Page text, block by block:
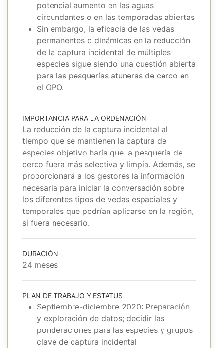
potencial aumento en las aguas
circundantes o en las temporadas abiertas
Sin embargo, la eficacia de las vedas
permanentes o dinámicas en la reducción
de la captura incidental de múltiples
especies sigue siendo una cuestión abierta
para las pesquerías atuneras de cerco en
el OPO.
IMPORTANCIA PARA LA ORDENACIÓN
La reducción de la captura incidental al
tiempo que se mantienen la captura de
especies objetivo haría que la pesquería de
cerco fuera más selectiva y limpia. Además, se
proporcionará a los gestores la información
necesaria para iniciar la conversación sobre
los diferentes tipos de vedas espaciales y
temporales que podrían aplicarse en la región,
si fuera necesario.
DURACIÓN
24 meses
PLAN DE TRABAJO Y ESTATUS
Septiembre-diciembre 2020: Preparación
y exploración de datos; decidir las
ponderaciones para las especies y grupos
clave de captura incidental